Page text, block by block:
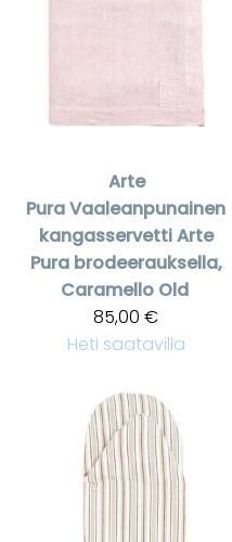
Arte
PuraVaaleanpunainen
kangasservetti Arte
Pura brodeerauksella,
Caramello Old
85,00 €
Heti saatavilla